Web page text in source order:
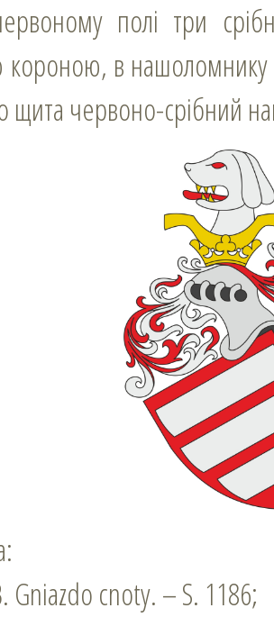
в нашоломнику
щита червоно-срібний
Gniazdo cnoty. – S. 1186;